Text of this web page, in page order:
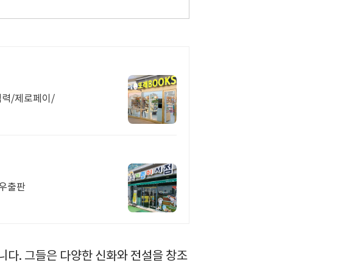
력/제로페이/
출판
다. 그들은 다양한 신화와 전설을 창조